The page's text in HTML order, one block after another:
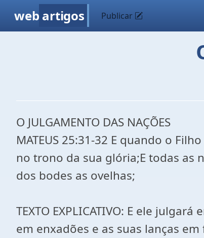
web artigos Publicar
O JULGAMENTO DAS NAÇÕES
MATEUS 25:31-32 E quando o
no trono da sua glória;E todas as
dos bodes as ovelhas;
TEXTO EXPLICATIVO: E ele
em enxadões e as suas lanças